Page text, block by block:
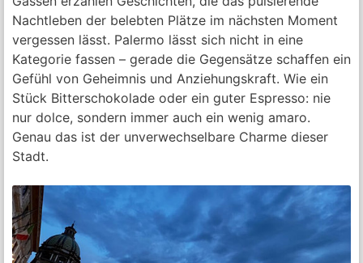
Nachtleben der belebten Plätze im nächsten Moment
vergessen lässt. Palermo lässt sich nicht in eine
Kategorie fassen – gerade die Gegensätze schaffen ein
Gefühl von Geheimnis und Anziehungskraft. Wie ein
Stück Bitterschokolade oder ein guter Espresso: nie
nur dolce, sondern immer auch ein wenig amaro.
Genau das ist der unverwechselbare Charme dieser
Stadt.